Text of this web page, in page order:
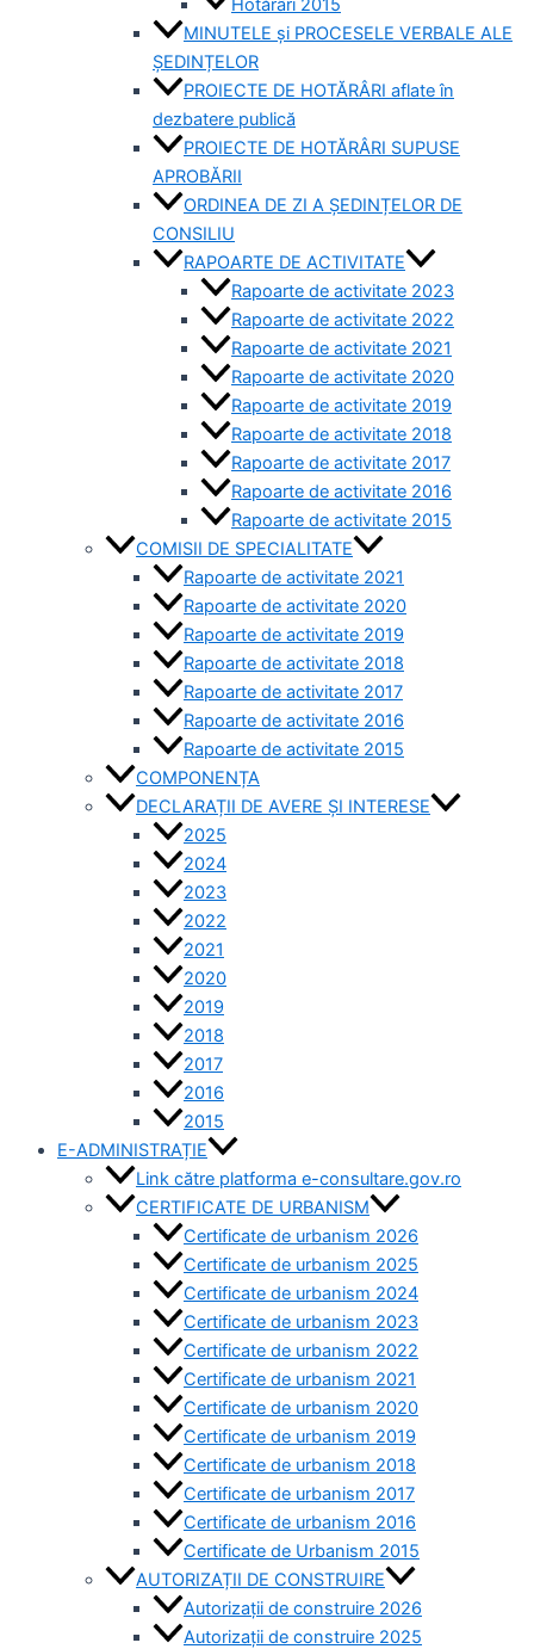
MINUTELE și PROCESELE VERBALE ALE
ȘEDINȚELOR
PROIECTE DE HOTĂRÂRI aflate în
dezbatere publică
PROIECTE DE HOTĂRÂRI SUPUSE
APROBĂRII
ORDINEA DE ZI A ȘEDINȚELOR DE
CONSILIU
RAPOARTE DE ACTIVITATE
Rapoarte de activitate 2023
Rapoarte de activitate 2022
Rapoarte de activitate 2021
Rapoarte de activitate 2020
Rapoarte de activitate 2019
Rapoarte de activitate 2018
Rapoarte de activitate 2017
Rapoarte de activitate 2016
Rapoarte de activitate 2015
COMISII DE SPECIALITATE
Rapoarte de activitate 2021
Rapoarte de activitate 2020
Rapoarte de activitate 2019
Rapoarte de activitate 2018
Rapoarte de activitate 2017
Rapoarte de activitate 2016
Rapoarte de activitate 2015
COMPONENȚA
DECLARAȚII DE AVERE ȘI INTERESE
2025
2024
2023
2022
2021
2020
2019
2018
2017
2016
2015
E-ADMINISTRAȚIE
Link către platforma e-consultare.gov.ro
CERTIFICATE DE URBANISM
Certificate de urbanism 2026
Certificate de urbanism 2025
Certificate de urbanism 2024
Certificate de urbanism 2023
Certificate de urbanism 2022
Certificate de urbanism 2021
Certificate de urbanism 2020
Certificate de urbanism 2019
Certificate de urbanism 2018
Certificate de urbanism 2017
Certificate de urbanism 2016
Certificate de Urbanism 2015
AUTORIZAȚII DE CONSTRUIRE
Autorizații de construire 2026
Autorizații de construire 2025